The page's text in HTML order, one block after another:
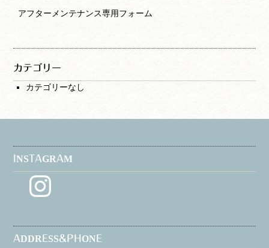
アフターメンテナンス専用フォーム
カテゴリー
カテゴリーなし
INSTAGRAM
Instagram
ADDRESS&PHONE